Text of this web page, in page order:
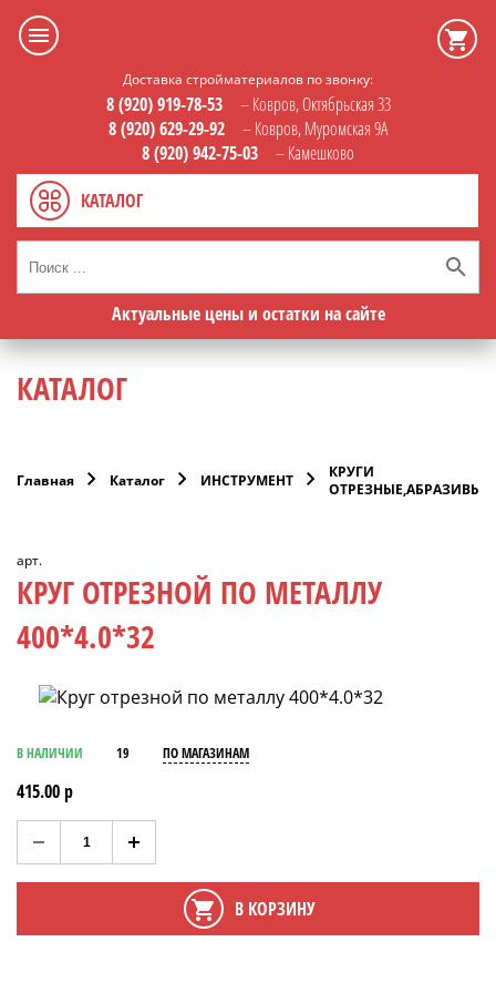
Доставка стройматериалов по звонку:
8 (920) 919-78-53
– Ковров, Октябрьская 33
8 (920) 629-29-92
– Ковров, Муромская 9А
8 (920) 942-75-03
– Камешково
КАТАЛОГ
Актуальные цены и остатки на сайте
КАТАЛОГ
Главная Каталог ИНСТРУМЕНТ
КРУГИ
ОТРЕЗНЫЕ,АБРАЗИВЫ
арт.
КРУГ ОТРЕЗНОЙ ПО МЕТАЛЛУ
400*4.0*32
В НАЛИЧИИ 19 ПО МАГАЗИНАМ
415.00 р
В КОРЗИНУ